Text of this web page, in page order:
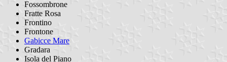
Fossombrone
Fratte Rosa
Frontino
Frontone
Gabicce Mare
Gradara
Isola del Piano